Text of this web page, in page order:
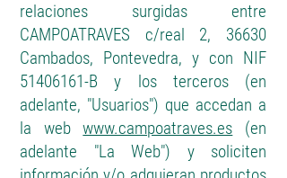
relaciones surgidas entre
CAMPOATRAVES c/real 2, 36630
Cambados, Pontevedra, y con NIF
51406161-B y los terceros (en
adelante, "Usuarios") que accedan a
la webwww.campoatraves.es (en
adelante "La Web") y soliciten